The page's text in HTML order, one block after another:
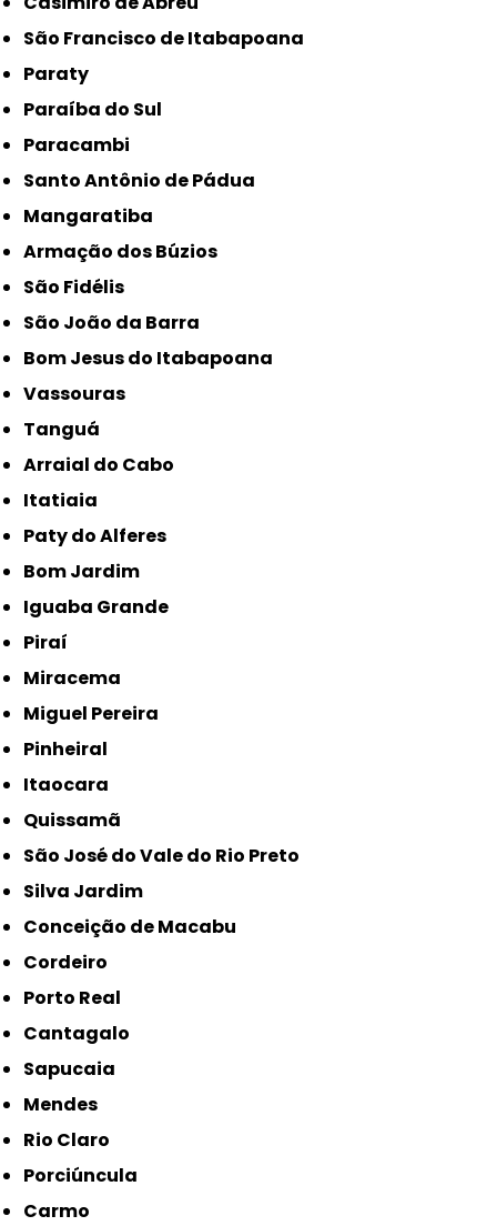
São Francisco de Itabapoana
Paraty
Paraíba do Sul
Paracambi
Santo Antônio de Pádua
Mangaratiba
Armação dos Búzios
São Fidélis
São João da Barra
Bom Jesus do Itabapoana
Vassouras
Tanguá
Arraial do Cabo
Itatiaia
Paty do Alferes
Bom Jardim
Iguaba Grande
Piraí
Miracema
Miguel Pereira
Pinheiral
Itaocara
Quissamã
São José do Vale do Rio Preto
Silva Jardim
Conceição de Macabu
Cordeiro
Porto Real
Cantagalo
Sapucaia
Mendes
Rio Claro
Porciúncula
Carmo